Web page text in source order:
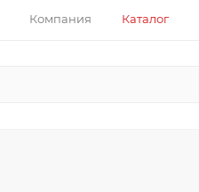
Компания Каталог